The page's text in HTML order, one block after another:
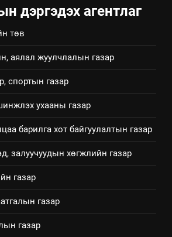
дэргэдэх агентлаг
төв
аялал жуулчлалын газар
спортын газар
ухааны газар
барилга хот байгуулалтын газар
залуучуудын хөгжлийн газар
газар
газар
газар
аудитын дүгнэлт
байгаа хууль тогтоомж
ИЛ ТОД БАЙДАЛ
Мэдээлэл хариуцагчийн
үйлдвэрлэл, үйлчилгээ,
технологийн хүн, мал, амьтны
эрүүл мэнд, байгаль орчинд
ИЛ ТОД БАЙДАЛ
Нээлттэй засгийн түншлэл